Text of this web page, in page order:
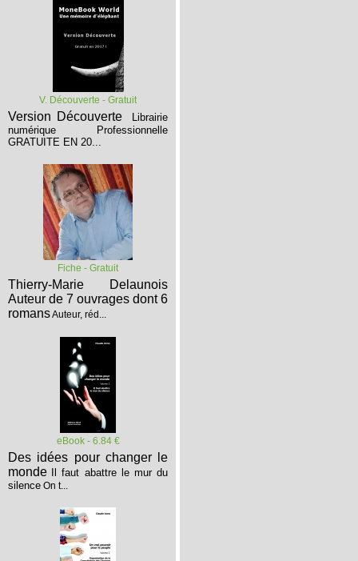
V. Découverte - Gratuit
Version Découverte
Librairie
numérique Professionnelle
GRATUITE EN 20...
Fiche - Gratuit
Thierry-Marie Delaunois
Auteur de 7 ouvrages dont 6
romansAuteur, réd...
eBook - 6.84 €
Des idées pour changer le
monde
Il faut abattre le mur du
silence On t...